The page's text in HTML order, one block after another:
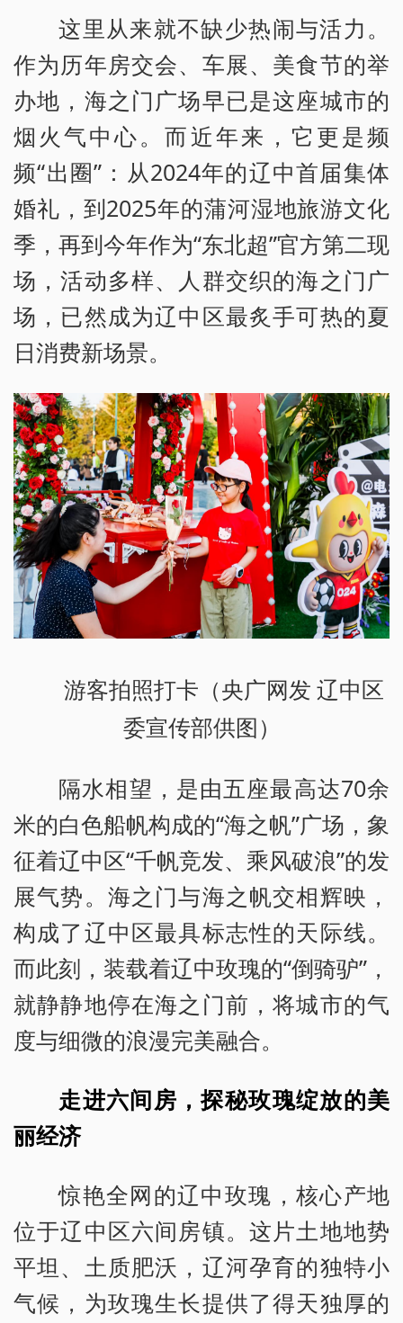
这里从来就不缺少热闹与活力。
作为历年房交会、车展、美食节的举
办地，海之门广场早已是这座城市的
烟火气中心。而近年来，它更是频
频“出圈”：从2024年的辽中首届集体
婚礼，到2025年的蒲河湿地旅游文化
季，再到今年作为“东北超”官方第二现
场，活动多样、人群交织的海之门广
场，已然成为辽中区最炙手可热的夏
日消费新场景。
游客拍照打卡（央广网发 辽中区
委宣传部供图）
隔水相望，是由五座最高达70余
米的白色船帆构成的“海之帆”广场，象
征着辽中区“千帆竞发、乘风破浪”的发
展气势。海之门与海之帆交相辉映，
构成了辽中区最具标志性的天际线。
而此刻，装载着辽中玫瑰的“倒骑驴”，
就静静地停在海之门前，将城市的气
度与细微的浪漫完美融合。
走进六间房，探秘玫瑰绽放的美
丽经济
惊艳全网的辽中玫瑰，核心产地
位于辽中区六间房镇。这片土地地势
平坦、土质肥沃，辽河孕育的独特小
气候，为玫瑰生长提供了得天独厚的